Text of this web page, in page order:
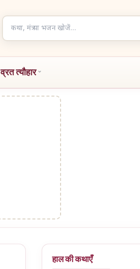
articles
व्रत त्यौहार
हाल की कथाएँ